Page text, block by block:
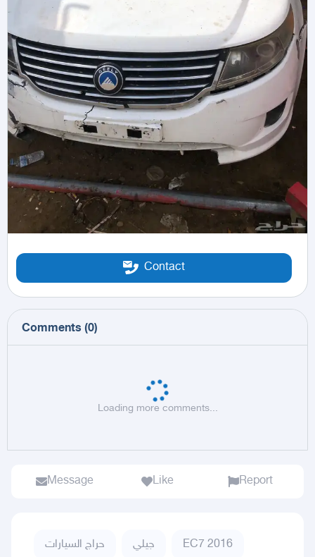
Contact
Comments (0)
Loading more comments...
Message Like Report
حراج السيارات جيلي EC7 2016